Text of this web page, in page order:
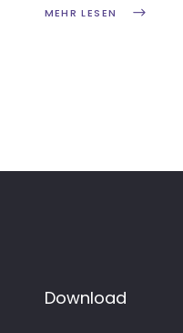
MEHR LESEN
Download